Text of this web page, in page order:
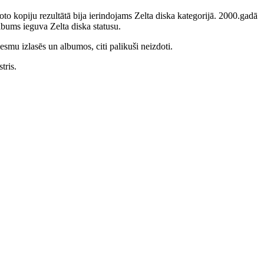
kopiju rezultātā bija ierindojams Zelta diska kategorijā. 2000.gadā
ieguva Zelta diska statusu.
izlasēs un albumos, citi palikuši neizdoti.